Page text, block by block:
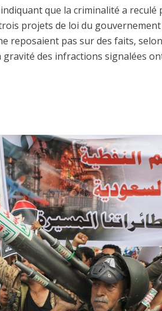
que la criminalité a
projets de loi du
reposaient pas sur des faits,
des infractions signalées